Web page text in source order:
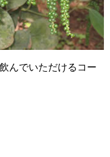
んでいただけるコー